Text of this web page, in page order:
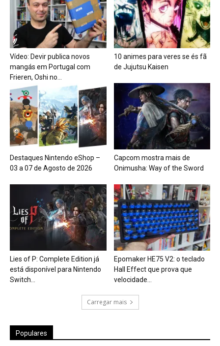
Vídeo: Devir publica novos
mangás em Portugal com
Frieren, Oshi no...
10 animes para veres se és fã
de Jujutsu Kaisen
Destaques Nintendo eShop –
03 a 07 de Agosto de 2026
Capcom mostra mais de
Onimusha: Way of the Sword
Lies of P: Complete Edition já
está disponível para Nintendo
Switch...
Epomaker HE75 V2: o teclado
Hall Effect que prova que
velocidade...
Carregar mais
Populares